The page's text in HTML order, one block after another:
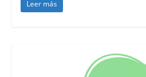
Leer más